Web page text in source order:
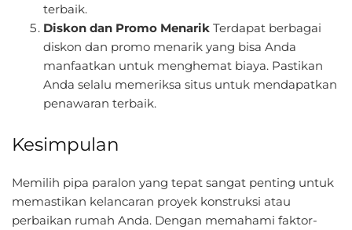
terbaik.
Diskon dan Promo Menarik Terdapat berbagai
diskon dan promo menarik yang bisa Anda
manfaatkan untuk menghemat biaya. Pastikan
Anda selalu memeriksa situs untuk mendapatkan
penawaran terbaik.
Kesimpulan
Memilih pipa paralon yang tepat sangat penting untuk
memastikan kelancaran proyek konstruksi atau
perbaikan rumah Anda. Dengan memahami faktor-